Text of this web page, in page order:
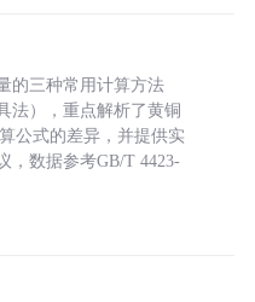
的三种常用计算方法
法），重点解析了黄铜
公式的差异，并提供实
，数据参考GB/T 4423-